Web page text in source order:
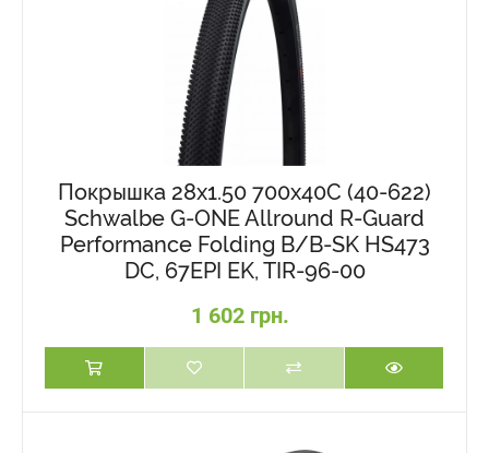
Покрышка 28x1.50 700x40C (40-622)
Schwalbe G-ONE Allround R-Guard
Performance Folding B/B-SK HS473
DC, 67EPI EK, TIR-96-00
1 602 грн.